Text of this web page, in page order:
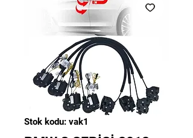
Stok kodu: vak1